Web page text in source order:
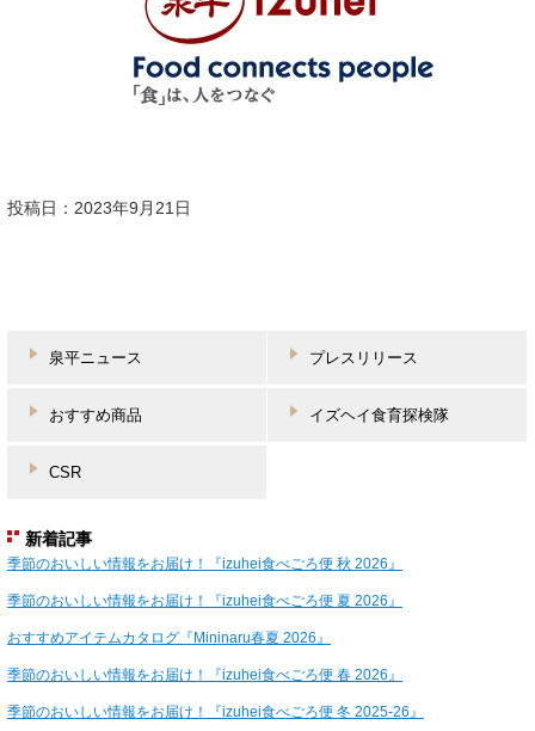
投稿日：2023年9月21日
泉平ニュース プレスリリース
おすすめ商品 イズヘイ食育探検隊
CSR
新着記事
季節のおいしい情報をお届け！『izuhei食べごろ便 秋 2026』
季節のおいしい情報をお届け！『izuhei食べごろ便 夏 2026』
おすすめアイテムカタログ『Mininaru春夏 2026』
季節のおいしい情報をお届け！『izuhei食べごろ便 春 2026』
季節のおいしい情報をお届け！『izuhei食べごろ便 冬 2025-26』